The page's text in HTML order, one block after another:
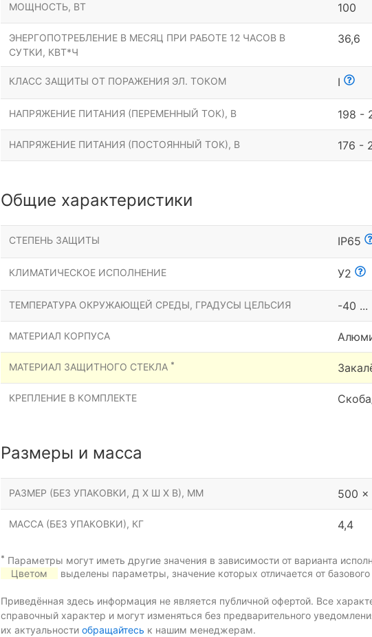
МОЩНОСТЬ, ВТ 100
ЭНЕРГОПОТРЕБЛЕНИЕ В МЕСЯЦ ПРИ РАБОТЕ 12 ЧАСОВ В
СУТКИ, КВТ*Ч
36,6
КЛАСС ЗАЩИТЫ ОТ ПОРАЖЕНИЯ ЭЛ. ТОКОМ I
НАПРЯЖЕНИЕ ПИТАНИЯ (ПЕРЕМЕННЫЙ ТОК), В 198 -
НАПРЯЖЕНИЕ ПИТАНИЯ (ПОСТОЯННЫЙ ТОК), В 176 -
Общие характеристики
СТЕПЕНЬ ЗАЩИТЫ IP65
КЛИМАТИЧЕСКОЕ ИСПОЛНЕНИЕ У2
ТЕМПЕРАТУРА ОКРУЖАЮЩЕЙ СРЕДЫ, ГРАДУСЫ ЦЕЛЬСИЯ -40 ...
МАТЕРИАЛ КОРПУСА
МАТЕРИАЛ ЗАЩИТНОГО СТЕКЛА *
КРЕПЛЕНИЕ В КОМПЛЕКТЕ
Размеры и масса
РАЗМЕР (БЕЗ УПАКОВКИ, Д Х Ш Х В), ММ 500 x
МАССА (БЕЗ УПАКОВКИ), КГ 4,4
* Параметры могут иметь другие значения в зависимости от варианта
Цветом
выделены параметры, значение которых отличается от базового
Приведённая здесь информация не является публичной офертой. Все
справочный характер и могут изменяться без предварительного
их актуальности обращайтесь к нашим менеджерам.